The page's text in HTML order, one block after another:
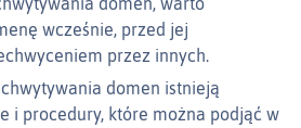
wcześnie, przed jej
przez innych.
domen istnieją
i procedury, które można podjąć w